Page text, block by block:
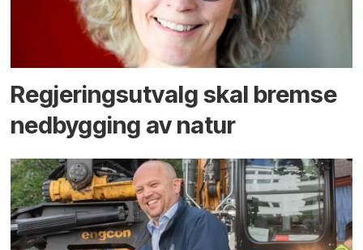
Regjerings­utvalg skal bremse
ned­bygging av natur